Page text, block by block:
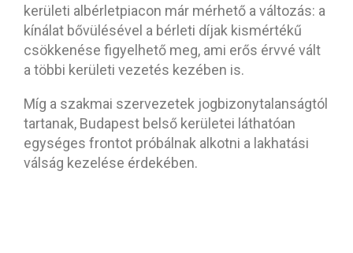
kerületi albérletpiacon már mérhető a változás: a
kínálat bővülésével a bérleti díjak kismértékű
csökkenése figyelhető meg, ami erős érvvé vált
a többi kerületi vezetés kezében is.
Míg a szakmai szervezetek jogbizonytalanságtól
tartanak, Budapest belső kerületei láthatóan
egységes frontot próbálnak alkotni a lakhatási
válság kezelése érdekében.